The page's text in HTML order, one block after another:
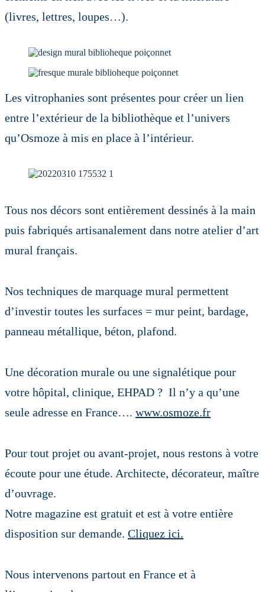
(livres, lettres, loupes…).
Les vitrophanies sont présentes pour créer un lien
entre l’extérieur de la bibliothèque et l’univers
qu’Osmoze à mis en place à l’intérieur.
Tous nos décors sont entièrement dessinés à la main
puis fabriqués artisanalement dans notre atelier d’art
mural français.
Nos techniques de marquage mural permettent
d’investir toutes les surfaces = mur peint, bardage,
panneau métallique, béton, plafond.
Une décoration murale ou une signalétique pour
votre hôpital, clinique, EHPAD ? Il n’y a qu’une
seule adresse en France…. www.osmoze.fr
Pour tout projet ou avant-projet, nous restons à votre
écoute pour une étude. Architecte, décorateur, maître
d’ouvrage.
Notre magazine est gratuit et est à votre entière
disposition sur demande. Cliquez ici.
Nous intervenons partout en France et à